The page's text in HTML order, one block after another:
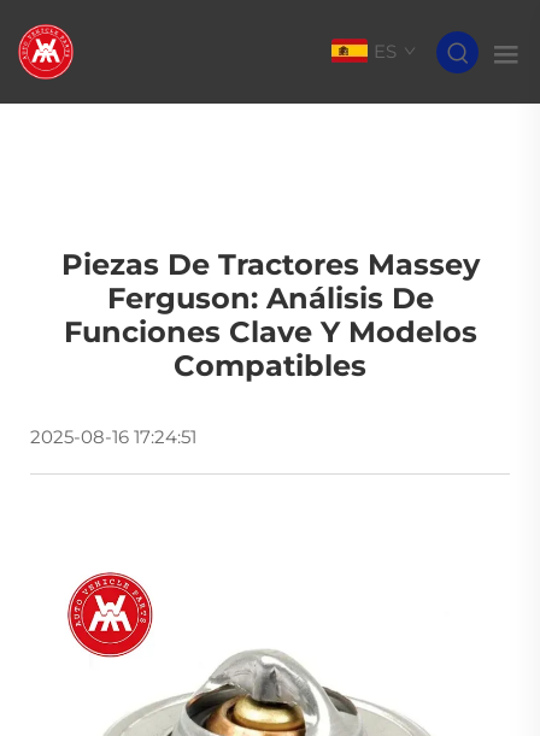
ES
Piezas De Tractores Massey
Ferguson: Análisis De
Funciones Clave Y Modelos
Compatibles
2025-08-16 17:24:51